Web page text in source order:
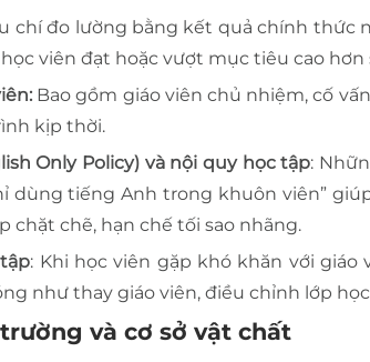
chí đo lường bằng kết quả chính thức
viên đạt hoặc vượt mục tiêu cao hơn
Bao gồm giáo viên chủ nhiệm, cố
kịp thời.
Only Policy) và nội quy học tập:
dùng tiếng Anh trong khuôn viên”
chặt chẽ, hạn chế tối sao nhãng.
: Khi học viên gặp khó khăn với
như thay giáo viên, điều chỉnh lớp
và cơ sở vật chất